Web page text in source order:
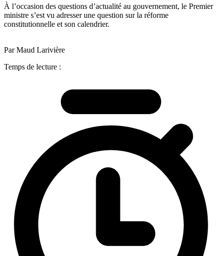
À l’occasion des questions d’actualité au gouvernement, le Premier
ministre s’est vu adresser une question sur la réforme
constitutionnelle et son calendrier.
Par Maud Larivière
Temps de lecture :